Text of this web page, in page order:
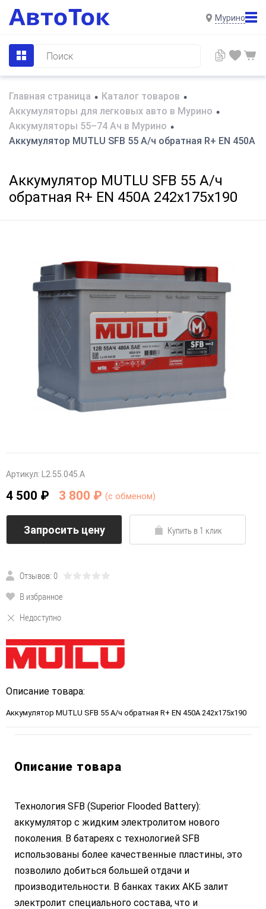
Мурино
Главная страница • Каталог товаров •
Аккумуляторы для легковых авто в Мурино •
Аккумуляторы 55–74 Ач в Мурино •
Аккумулятор MUTLU SFB 55 А/ч обратная R+ EN 450A
Аккумулятор MUTLU SFB 55 А/ч
обратная R+ EN 450A 242x175x190
Артикул: L2.55.045.A
4 500 ₽ 3 800 ₽ (c обменом)
Запросить цену Купить в 1 клик
Отзывов: 0
В избранное
Недоступно
Описание товара:
Аккумулятор MUTLU SFB 55 А/ч обратная R+ EN 450A 242x175x190
Описание товара
Технология SFB (Superior Flooded Battery):
аккумулятор с жидким электролитом нового
поколения. В батареях с технологией SFB
использованы более качественные пластины, это
позволило добиться большей отдачи и
производительности. В банках таких АКБ залит
электролит специального состава, что и